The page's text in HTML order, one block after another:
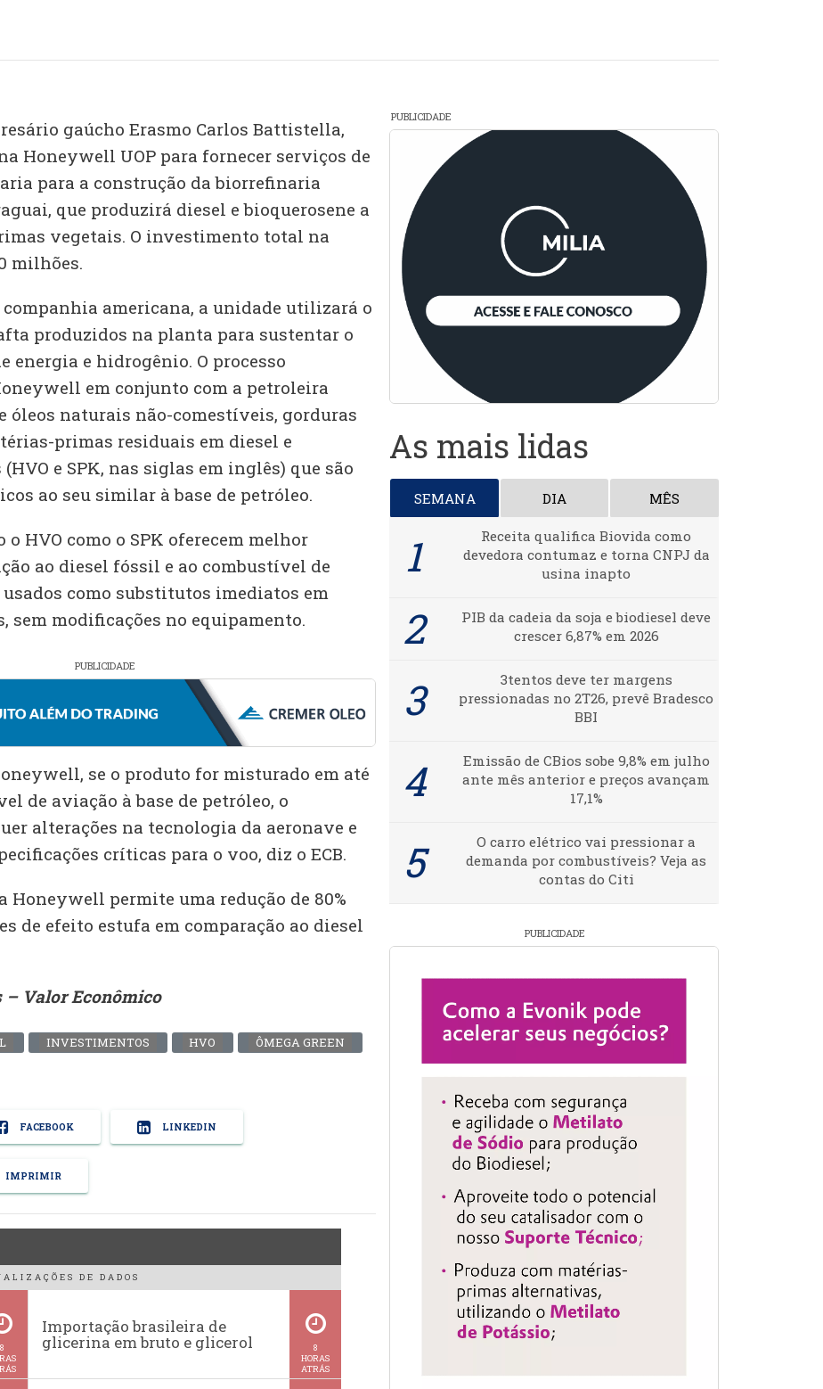
gaúcho Erasmo Carlos Battistella,
Honeywell UOP para fornecer serviços de
para a construção da biorrefinaria
que produzirá diesel e bioquerosene a
vegetais. O investimento total na
milhões.
companhia americana, a unidade utilizará o
produzidos na planta para sustentar o
energia e hidrogênio. O processo
em conjunto com a petroleira
óleos naturais não-comestíveis, gorduras
primas residuais em diesel e
e SPK, nas siglas em inglês) que são
ao seu similar à base de petróleo.
o HVO como o SPK oferecem melhor
ao diesel fóssil e ao combustível de
usados como substitutos imediatos em
sem modificações no equipamento.
PUBLICIDADE
se o produto for misturado em até
de aviação à base de petróleo, o
alterações na tecnologia da aeronave e
críticas para o voo, diz o ECB.
Honeywell permite uma redução de 80%
de efeito estufa em comparação ao diesel
– Valor Econômico
INVESTIMENTOS HVO
ÔMEGA GREEN
FACEBOOK LINKEDIN
IMPRIMIR
DE DADOS
8
Importação brasileira de
glicerina em bruto e glicerol
8
HORAS
ATRÁS
PUBLICIDADE
As mais lidas
SEMANA DIA MÊS
Receita qualifica Biovida como
devedora contumaz e torna CNPJ da
usina inapto
PIB da cadeia da soja e biodiesel deve
crescer 6,87% em 2026
3tentos deve ter margens
pressionadas no 2T26, prevê Bradesco
BBI
Emissão de CBios sobe 9,8% em julho
ante mês anterior e preços avançam
17,1%
O carro elétrico vai pressionar a
demanda por combustíveis? Veja as
contas do Citi
PUBLICIDADE